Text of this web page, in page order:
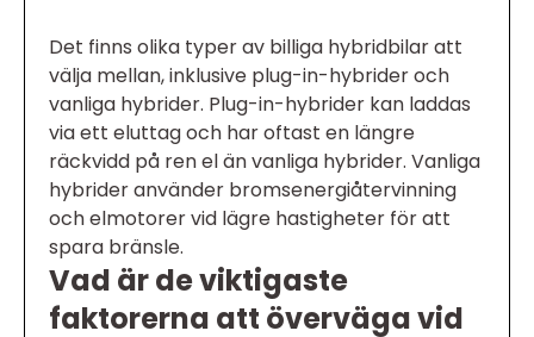
Det finns olika typer av billiga hybridbilar att
välja mellan, inklusive plug-in-hybrider och
vanliga hybrider. Plug-in-hybrider kan laddas
via ett eluttag och har oftast en längre
räckvidd på ren el än vanliga hybrider. Vanliga
hybrider använder bromsenergiåtervinning
och elmotorer vid lägre hastigheter för att
spara bränsle.
Vad är de viktigaste
faktorerna att överväga vid